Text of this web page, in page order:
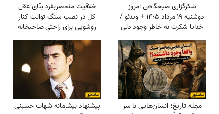
شکرگزاری صبحگاهی امروز
دوشنبه 19 مرداد 1405 + ویدئو /
خدایا شکرت به خاطر وجود دلی
که هیچ وقت بد کسی رو
نخواست
خلاقیت منحصربفرد بنّای عقل
کل در نصب سنگ توالت کنار
روشویی برای راحتیِ صاحبخانه
مرزهای معماری رو کیلومترها
جابجا کرد+ عکس/ و هنری که
نزد بناها هست و بس😂
مجله تاریخ؛ انسان‌هایی با سر
پیشنهاد بیشرمانه شهاب حسینی